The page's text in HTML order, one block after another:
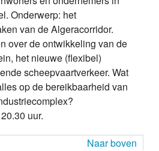
Onderwerp: het
van de Algeracorridor.
over de ontwikkeling van de
het nieuwe (flexibel)
scheepvaartverkeer. Wat
op de bereikbaarheid van
uur.
Naar boven